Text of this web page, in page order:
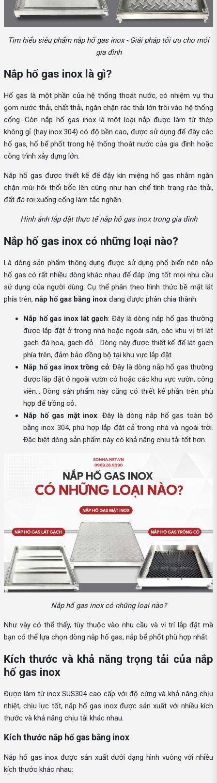
Tìm hiểu siêu phẩm nắp hố gas inox - Giải pháp tối ưu cho mỗi
gia đình
Nắp hố gas inox là gì?
Hố gas là một phần của hệ thống thoát nước, có nhiệm vụ thu
gom nước thải, chất thải, ngăn chặn rác thải lớn trôi vào hệ thống
cống. Còn nắp hố gas inox là một loại nắp được làm từ thép
không gỉ (hay inox 304) có độ bền cao, được sử dụng để đậy các
hố gas, hố bể phốt trong hệ thống thoát nước của gia đình hoặc
công trình xây dựng lớn.
Nắp hố gas được thiết kế để đậy kín miệng hố gas nhằm ngăn
chặn mùi hôi thối bốc lên cũng như hạn chế tình trạng rác thải,
đất đá rơi xuống cống làm tắc nghẽn.
Hình ảnh lắp đặt thực tế nắp hố gas inox trong gia đình
Nắp hố gas inox có những loại nào?
Là dòng sản phẩm thông dụng được sử dụng phổ biến nên nắp
hố gas có rất nhiều dòng khác nhau để đáp ứng tốt mọi nhu cầu
sử dụng của người dùng. Cụ thể phân theo hình thức bề mặt lát
phía trên, nắp hố gas bằng inox đang được phân chia thành:
Nắp hố gas inox lát gạch: Đây là dòng nắp hố gas thường
được lắp đặt ở trong nhà hoặc ngoài sân, các khu vị trí lát
gạch đá hoa, gạch đỏ… Dòng này được thiết kế để lát gạch
phía trên, đảm bảo đồng bộ tại khu vực lắp đặt.
Nắp hố gas inox trồng cỏ: Đây là dòng nắp hố gas thường
được lắp đặt ở ngoài vườn cỏ hoặc các khu vực vườn, công
viên… Dòng sản phẩm này cũng có thiết kế phần trên phù
hợp để trồng cỏ.
Nắp hố gas mặt inox: Đây là dòng nắp hố gas toàn bộ
bằng inox 304, phù hợp lắp đặt cả trong nhà và ngoài trời.
Đặc biệt dòng sản phẩm này có khả năng chịu tải tốt hơn.
Nắp hố gas inox có những loại nào?
Như vậy có thể thấy, tùy thuộc vào nhu cầu và vị trí lắp đặt mà
bạn có thể lựa chọn dòng nắp hố gas, nắp bể phốt phù hợp nhất.
Kích thước và khả năng trọng tải của nắp
hố gas inox
Được làm từ inox SUS304 cao cấp với độ cứng và khả năng chịu
nhiệt, chịu lực tốt, nắp hố gas inox được sản xuất với nhiều kích
thước và khả năng chịu tải khác nhau.
Kích thước nắp hố gas bằng inox
Nắp hố gas inox được sản xuất dưới dạng hình vuông với nhiều
kích thước khác nhau: